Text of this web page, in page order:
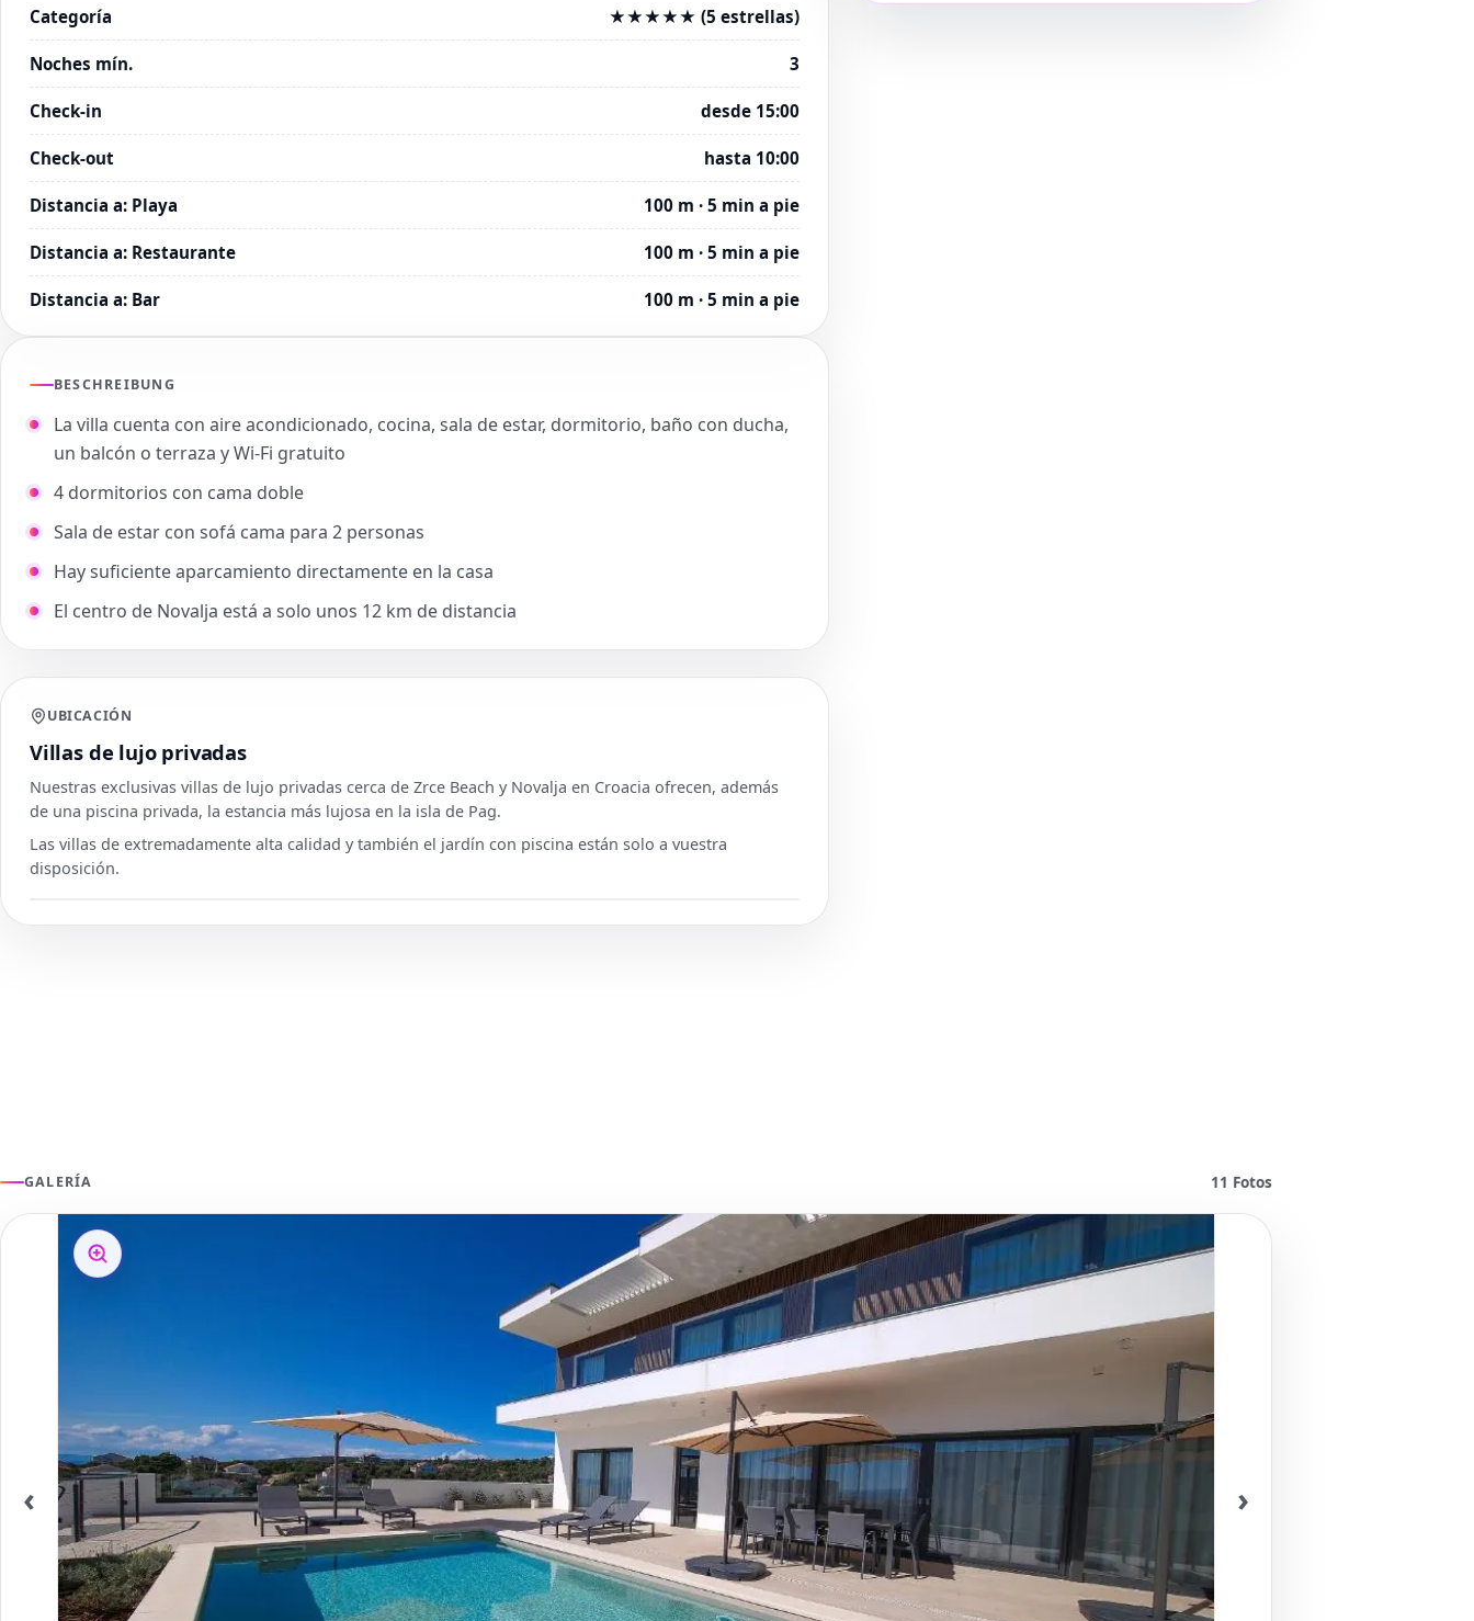
Categoría ★★★★★ (5 estrellas)
Noches mín. 3
Check-in desde 15:00
Check-out hasta 10:00
Distancia a: Playa 100 m · 5 min a pie
Distancia a: Restaurante 100 m · 5 min a pie
Distancia a: Bar 100 m · 5 min a pie
BESCHREIBUNG
La villa cuenta con aire acondicionado, cocina, sala de estar, dormitorio, baño con ducha,
un balcón o terraza y Wi-Fi gratuito
4 dormitorios con cama doble
Sala de estar con sofá cama para 2 personas
Hay suficiente aparcamiento directamente en la casa
El centro de Novalja está a solo unos 12 km de distancia
UBICACIÓN
Villas de lujo privadas
Nuestras exclusivas villas de lujo privadas cerca de Zrce Beach y Novalja en Croacia ofrecen, además
de una piscina privada, la estancia más lujosa en la isla de Pag.
Las villas de extremadamente alta calidad y también el jardín con piscina están solo a vuestra
disposición.
GALERÍA 11 Fotos
‹ ›